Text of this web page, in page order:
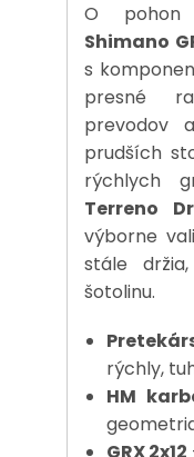
O pohon
Shimano
s
presné
prevodov
prudších
rýchlych
Terreno
výborne
stále
šotolinu.
rýchly,
HM